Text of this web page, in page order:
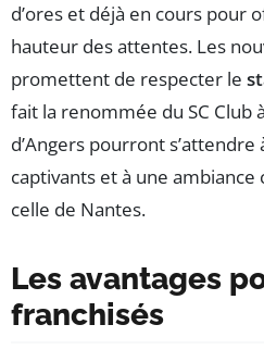
d’ores et déjà en cours pour
hauteur des attentes. Les
promettent de respecter le
fait la renommée du SC Club
d’Angers pourront s’attendre
captivants et à une
celle de Nantes.
Les avantages
franchisés